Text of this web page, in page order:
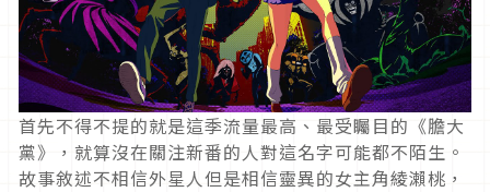
首先不得不提的就是這季流量最高、最受矚目的《膽大
黨》，就算沒在關注新番的人對這名字可能都不陌生。
故事敘述不相信外星人但是相信靈異的女主角綾瀨桃，